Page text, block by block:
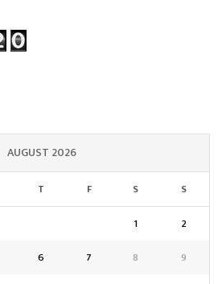
AUGUST 2026
T F S S
1
2
6 7 8
9